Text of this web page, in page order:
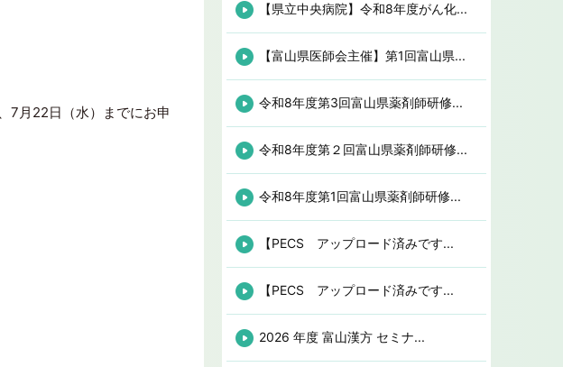
7月22日（水）までにお申
【県立中央病院】令和8年度がん化...
【富山県医師会主催】第1回富山県...
令和8年度第3回富山県薬剤師研修...
令和8年度第２回富山県薬剤師研修...
令和8年度第1回富山県薬剤師研修...
【PECS アップロード済みです...
【PECS アップロード済みです...
2026 年度 富山漢方 セミナ...